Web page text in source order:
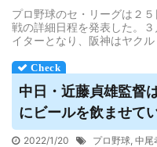
プロ野球のセ・リーグは２
戦の詳細日程を発表した。
イターとなり、阪神はヤクル
中日・近藤貞雄監督
にビールを飲ませて
2022/1/20 プロ野球, 中尾